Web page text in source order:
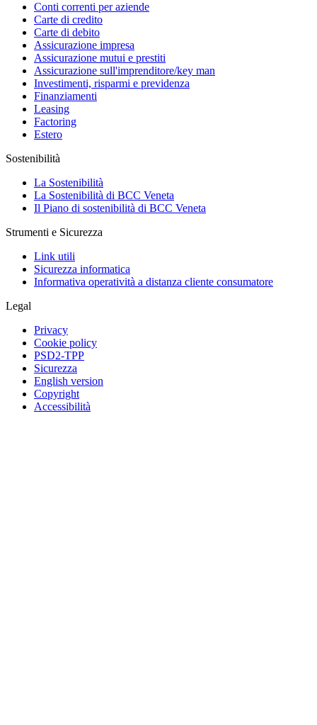
Conti correnti per aziende
Carte di credito
Carte di debito
Assicurazione impresa
Assicurazione mutui e prestiti
Assicurazione sull'imprenditore/key man
Investimenti, risparmi e previdenza
Finanziamenti
Leasing
Factoring
Estero
Sostenibilità
La Sostenibilità
La Sostenibilità di BCC Veneta
Il Piano di sostenibilità di BCC Veneta
Strumenti e Sicurezza
Link utili
Sicurezza informatica
Informativa operatività a distanza cliente consumatore
Legal
Privacy
Cookie policy
PSD2-TPP
Sicurezza
English version
Copyright
Accessibilità